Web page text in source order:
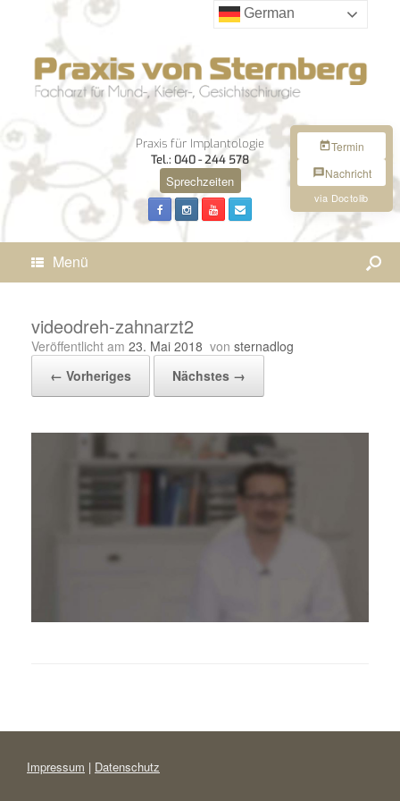
Praxis für Implantologie
Tel.: 040 - 244 578
Sprechzeiten
Menü
videodreh-zahnarzt2
Veröffentlicht am 23. Mai 2018 von sternadlog
← Vorheriges
Nächstes →
Impressum | Datenschutz
Termin
Nachricht
via Doctolib
German